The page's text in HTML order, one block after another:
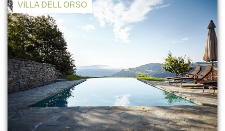
VILLA DELL ORSO